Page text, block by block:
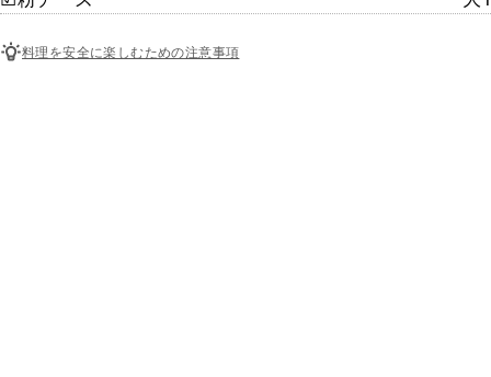
料理を安全に楽しむための注意事項